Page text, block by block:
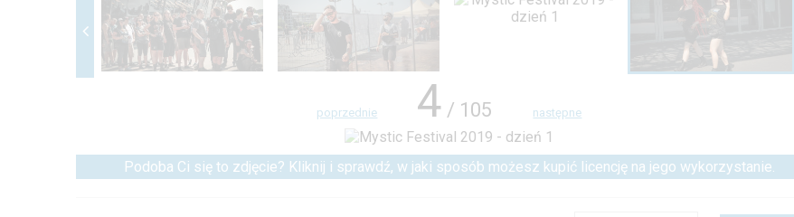
poprzednie 4 / 105 następne
Podoba Ci się to zdjęcie? Kliknij i sprawdź, w jaki sposób możesz kupić licencję na jego wykorzystanie.